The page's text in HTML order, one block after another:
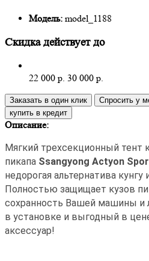
Модель: model_1188
Скидка действует до
22 000 р. 30 000 р.
Заказать в один клик Спросить у
Описание:
Мягкий трехсекционный тент
пикапа Ssangyong Actyon
недорогая альтернатива
Полностью защищает кузов
сохранность Вашей машины и
в установке и выгодный в
аксессуар!